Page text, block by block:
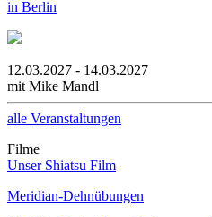
in Berlin
12.03.2027 - 14.03.2027
mit Mike Mandl
alle Veranstaltungen
Filme
Unser Shiatsu Film
Meridian-Dehnübungen